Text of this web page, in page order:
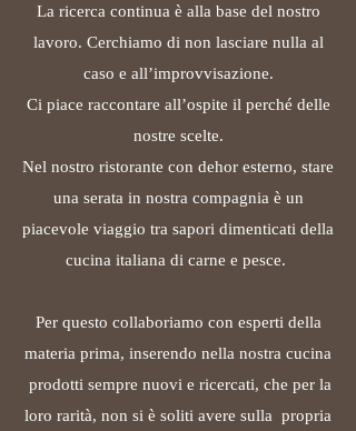
La ricerca continua è alla base del nostro
lavoro. Cerchiamo di non lasciare nulla al
caso e all’improvvisazione.
Ci piace raccontare all’ospite il perché delle
nostre scelte.
Nel nostro ristorante con dehor esterno, stare
una serata in nostra compagnia è un
piacevole viaggio tra sapori dimenticati della
cucina italiana di carne e pesce.
Per questo collaboriamo con esperti della
materia prima, inserendo nella nostra cucina
prodotti sempre nuovi e ricercati, che per la
loro rarità, non si è soliti avere sulla propria